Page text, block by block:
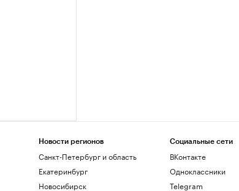
Новости регионов
Санкт-Петербург и область
Екатеринбург
Новосибирск
Социальные сети
ВКонтакте
Одноклассники
Telegram